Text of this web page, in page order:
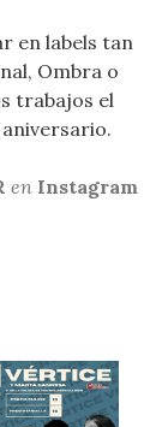
en labels tan
Ombra o
trabajos el
en Instagram